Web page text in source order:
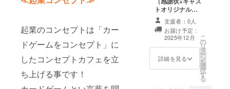
起業のコンセプトは「カー
ドゲームをコンセプト」に
したコンセプトカフェを立
ち上げる事です！
いキャストが
映ったキャスト
カードを是非！
＊】 ※１パック
３枚入りを５個
お送り致しま
記載する宛名
（ニックネー
トオリジナルミ
ニ色紙）-] ・
感謝状+キャスト
オリジナルミニ
色紙をお送り致
します！ 【＊こ
のプランだけの
支援者：0人
お届け予定：
2025年12月
詳細を見る
こ
の
リ
タ
ー
ン
を
選
択
す
る